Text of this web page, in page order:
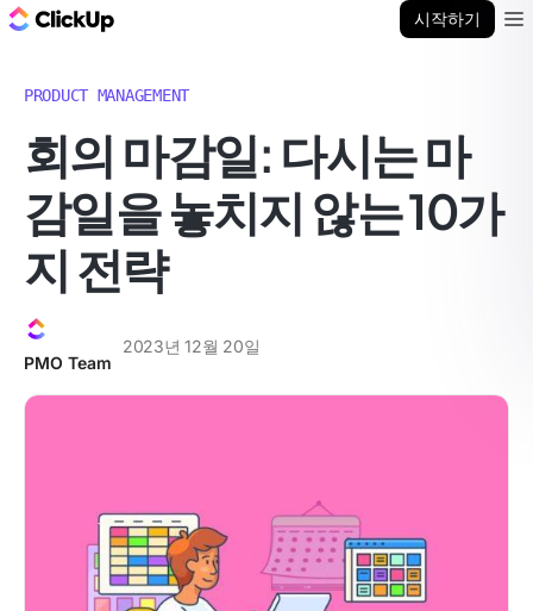
시작하기
PRODUCT MANAGEMENT
회의 마감일: 다시는 마
감일을 놓치지 않는 10가
지 전략
PMO Team
2023년 12월 20일